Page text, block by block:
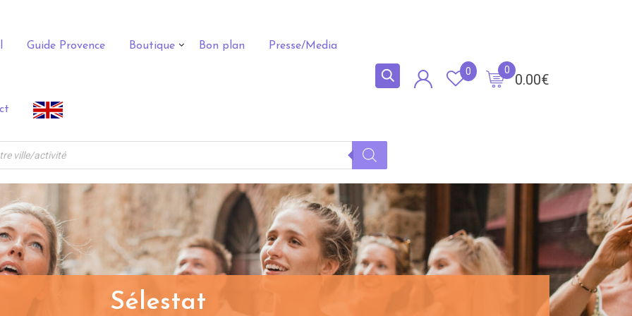
Guide Provence Boutique Bon plan Presse/Media
0.00€
0
0
Sélestat